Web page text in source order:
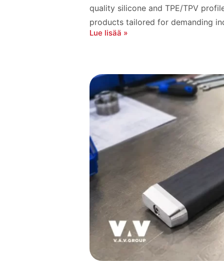
quality silicone and TPE/TPV
products tailored for demanding
Lue lisää »